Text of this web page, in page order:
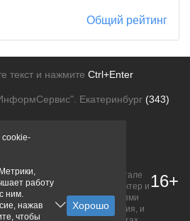
Общий рейтинг
текст и нажмите Ctrl+Enter
Екатеринбург (343)
рекламодателей
банков, размещенная на портале
ознакомительный характер и
определяемой положениями
точного и полного описания, и
16+
cookie-
работу
ним.
нажав
чтобы